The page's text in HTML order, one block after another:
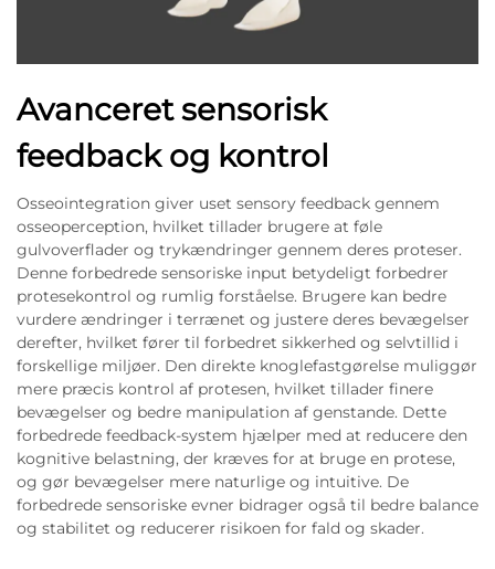
Avanceret sensorisk
feedback og kontrol
Osseointegration giver uset sensory feedback gennem
osseoperception, hvilket tillader brugere at føle
gulvoverflader og trykændringer gennem deres proteser.
Denne forbedrede sensoriske input betydeligt forbedrer
protesekontrol og rumlig forståelse. Brugere kan bedre
vurdere ændringer i terrænet og justere deres bevægelser
derefter, hvilket fører til forbedret sikkerhed og selvtillid i
forskellige miljøer. Den direkte knoglefastgørelse muliggør
mere præcis kontrol af protesen, hvilket tillader finere
bevægelser og bedre manipulation af genstande. Dette
forbedrede feedback-system hjælper med at reducere den
kognitive belastning, der kræves for at bruge en protese,
og gør bevægelser mere naturlige og intuitive. De
forbedrede sensoriske evner bidrager også til bedre balance
og stabilitet og reducerer risikoen for fald og skader.